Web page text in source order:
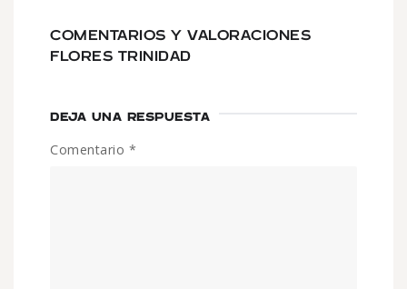
COMENTARIOS Y VALORACIONES
FLORES TRINIDAD
DEJA UNA RESPUESTA
Comentario *